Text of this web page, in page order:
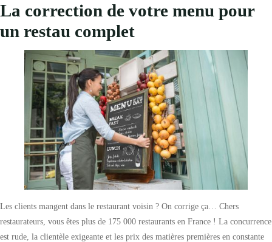
La correction de votre menu pour
un restau complet
Les clients mangent dans le restaurant voisin ? On corrige ça… Chers
restaurateurs, vous êtes plus de 175 000 restaurants en France ! La concurrence
est rude, la clientèle exigeante et les prix des matières premières en constante